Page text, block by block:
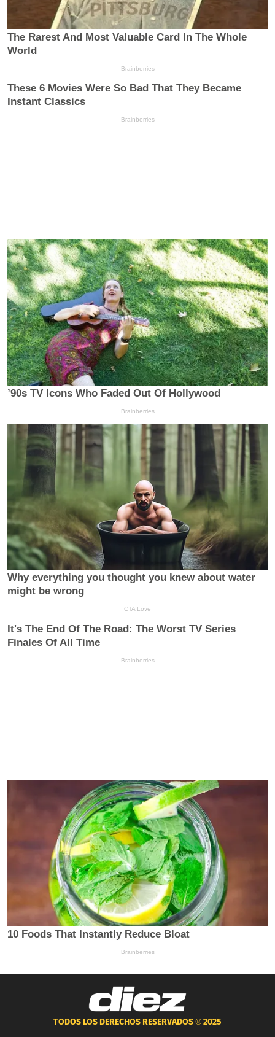
TODOS LOS DERECHOS RESERVADOS ®2025